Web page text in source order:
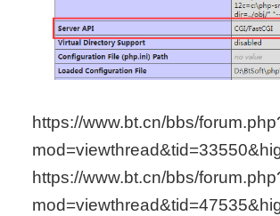
https://www.bt.cn/bbs/
https://www.bt.cn/bbs/